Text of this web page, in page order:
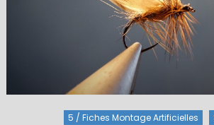
5 / Fiches Montage Artificielles